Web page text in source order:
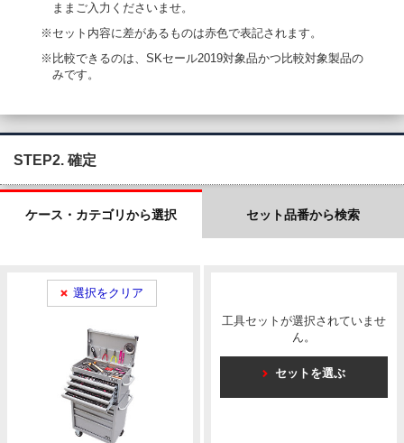
ままご入力くださいませ。
※セット内容に差があるものは赤色で表記されます。
※比較できるのは、SKセール2019対象品かつ比較対象製品の
みです。
STEP2. 確定
ケース・カテゴリから選択 セット品番から検索
選択をクリア
工具セットが選択されていませ
ん。
セットを選ぶ